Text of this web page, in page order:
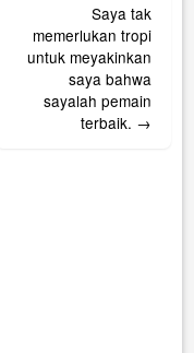
Saya tak
memerlukan tropi
untuk meyakinkan
saya bahwa
sayalah pemain
terbaik. →